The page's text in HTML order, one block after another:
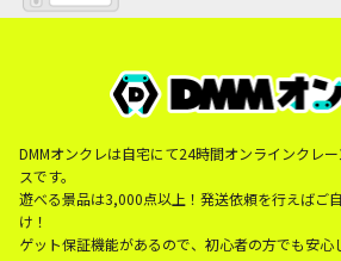
DMMオンクレは自宅にて24時間オンラインクレ
スです。
遊べる景品は3,000点以上！発送依頼を行えばご
け！
ゲット保証機能があるので、初心者の方でも安心